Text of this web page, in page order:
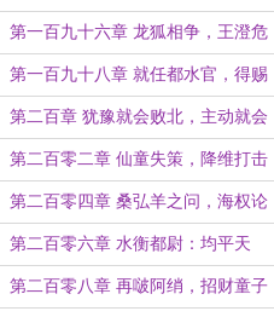
规则对你有利的时候支持规则
第一百九十六章 龙狐相争，王澄危
机！
第一百九十八章 就任都水官，得赐
分光剑
第二百章 犹豫就会败北，主动就会
白给
第二百零二章 仙童失策，降维打击
第二百零四章 桑弘羊之问，海权论
刊发！
第二百零六章 水衡都尉：均平天
地，财可通神！
第二百零八章 再啵阿绡，招财童子